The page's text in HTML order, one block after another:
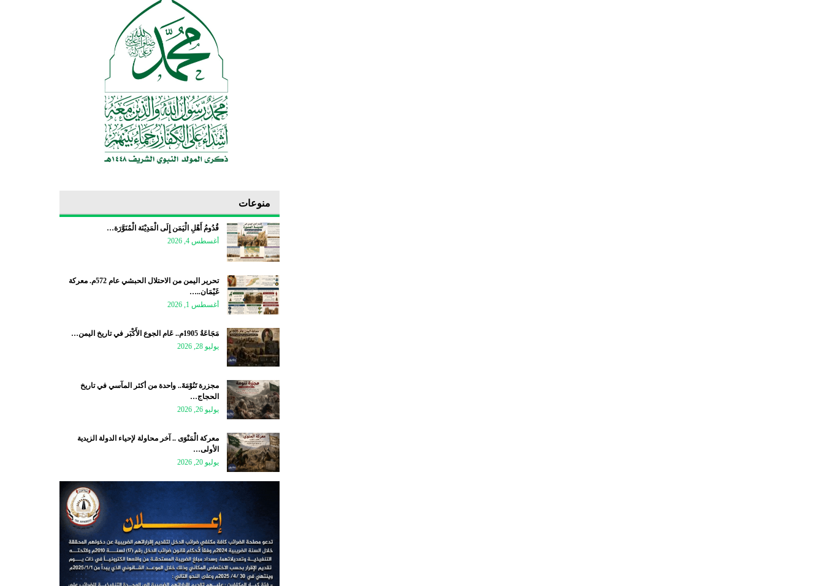
منوعات
قُدُومُ أَهْلِ الْيَمَن إِلَى الْمَدِيْنَة الْمُنَوَّرَة…
أغسطس 4, 2026
تحرير اليمن من الاحتلال الحبشي عام 572م. معركة
غَيْمَان..…
أغسطس 1, 2026
مَجَاعَةُ 1905م.. عَام الجوع الأَكْبَر في تاريخ اليمن…
يوليو 28, 2026
مجزرة تَنُوْمَةَ.. واحدة من أكثر المآسي في تاريخ
الحجاج…
يوليو 26, 2026
معركة الْمَنْوَى .. آخر محاولة لإحياء الدولة الزيدية
الأولى…
يوليو 20, 2026